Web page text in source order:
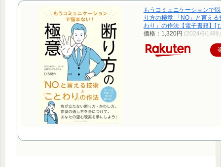
もうコミュニケーションで
り方の極意 「NO」と言え
わり」の作法【電子書籍】[
価格：1,320円 (2024/9/14時